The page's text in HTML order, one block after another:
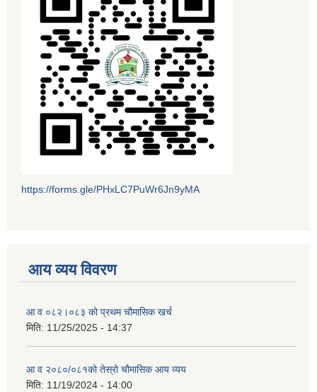
https://forms.gle/PHxLC7PuWr6Jn9yMA
आय व्यय विवरण
आ व ०८२।०८३ को प्रथम चौमासिक खर्च
मिति: 11/25/2025 - 14:37
आ व २०८०/०८१को तेस्रो चौमासिक आय व्यय
मिति: 11/19/2024 - 14:00